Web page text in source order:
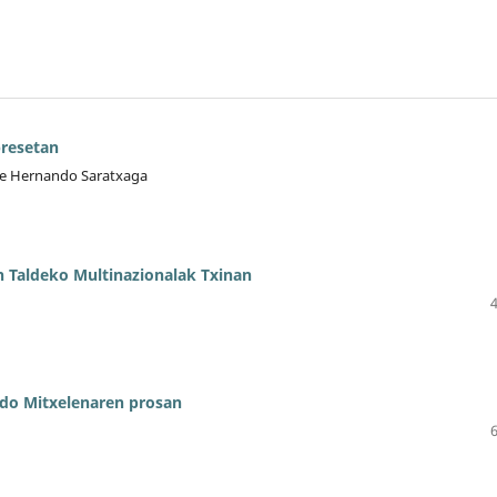
Hernando Saratxaga
Taldeko Multinazionalak Txinan
Mitxelenaren prosan